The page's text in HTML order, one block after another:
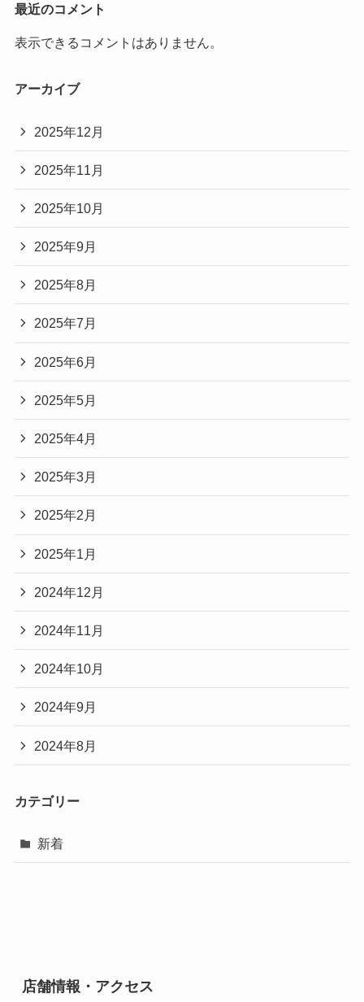
最近のコメント
表示できるコメントはありません。
アーカイブ
2025年12月
2025年11月
2025年10月
2025年9月
2025年8月
2025年7月
2025年6月
2025年5月
2025年4月
2025年3月
2025年2月
2025年1月
2024年12月
2024年11月
2024年10月
2024年9月
2024年8月
カテゴリー
新着
店舗情報・アクセス